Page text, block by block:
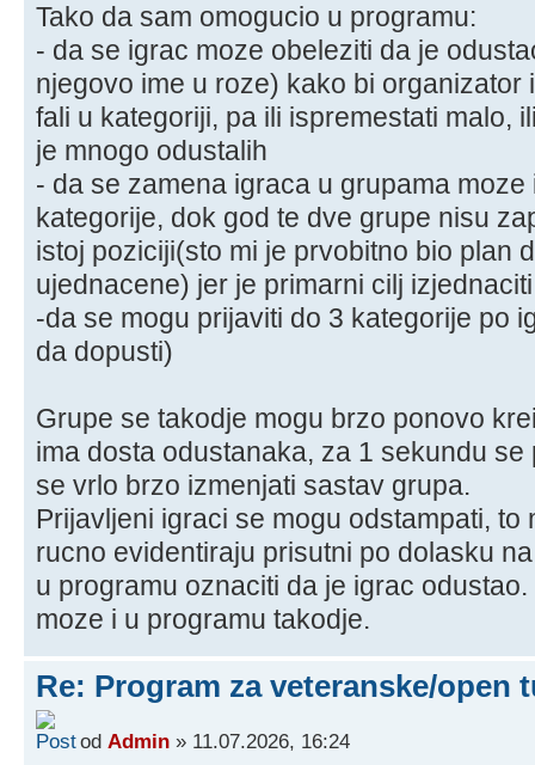
Tako da sam omogucio u programu:
- da se igrac moze obeleziti da je
njegovo ime u roze) kako bi organizator
fali u kategoriji, pa ili ispremestati malo,
je mnogo odustalih
- da se zamena igraca u grupama
kategorije, dok god te dve grupe nisu
istoj poziciji(sto mi je prvobitno bio plan
ujednacene) jer je primarni cilj
-da se mogu prijaviti do 3 kategorije po
da dopusti)
Grupe se takodje mogu brzo ponovo
ima dosta odustanaka, za 1 sekundu
se vrlo brzo izmenjati sastav grupa.
Prijavljeni igraci se mogu odstampati,
rucno evidentiraju prisutni po dolasku
u programu oznaciti da je igrac
moze i u programu takodje.
Re: Program za veteranske/open
od Admin » 11.07.2026, 16:24